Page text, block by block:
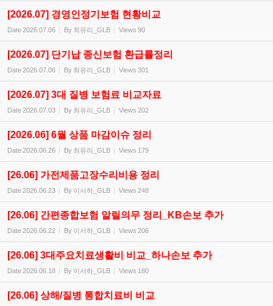
[2026.07] 경영인정기보험 현황비교
Date2026.07.06 By 최유리_GLB Views 90
[2026.07] 단기납 종신보험 환급률정리
Date2026.07.06 By 최유리_GLB Views 301
[2026.07] 3대 질병 보험료 비교자료
Date2026.07.03 By 최유리_GLB Views 202
[2026.06] 6월 상품 마감이슈 정리
Date2026.06.26 By 최유리_GLB Views 179
[26.06] 가전제품고장수리비용 정리
Date2026.06.23 By 이서하_GLB Views 248
[26.06] 간편종합보험 알릴의무 정리_KB손보 추가
Date2026.06.22 By 이서하_GLB Views 206
[26.06] 3대주요치료생활비 비교_하나손보 추가
Date2026.06.18 By 이서하_GLB Views 180
[26.06] 상해/질병 통합치료비 비교